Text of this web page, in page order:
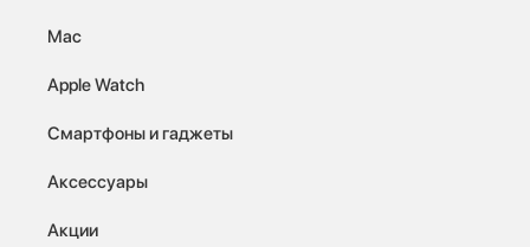
Mac
Apple Watch
Смартфоны и гаджеты
Аксессуары
Акции